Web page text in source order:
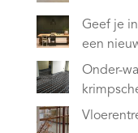
Geef je
een
Onder-